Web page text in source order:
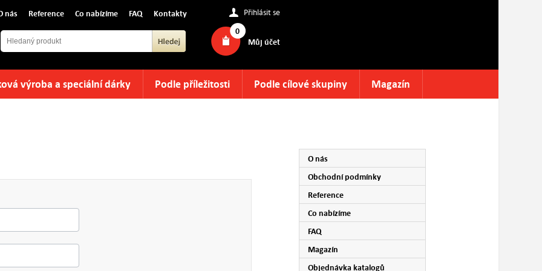
nás Reference Co nabízíme FAQ Kontakty Přihlásit se
0
Můj účet
výroba a speciální dárky Podle příležitosti Podle cílové skupiny Magazín
O nás
Obchodní podmínky
Reference
Co nabízíme
FAQ
Magazín
Objednávka katalogů